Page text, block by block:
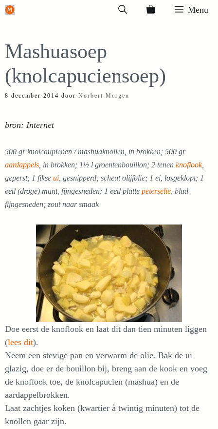
Ga
inhoud
Menu
Mashuasoep
(knolcapuciensoep)
8 december 2014 door Norbert Mergen
bron: Internet
500 gr knolcaupienen / mashuaknollen, in brokken; 500 gr
aardappels, in brokken; 1½ l groentenbouillon; 2 tenen knoflook,
geperst; 1 fikse ui, gesnipperd; scheut olijfolie; 1 ei, losgeklopt; 1
eetl (droge) munt, fijngesneden; 1 eetl platte peterselie, blad
fijngesneden; zout naar smaak
Doe eerst de knoflook en laat dit dan tien minuten liggen
(lees dit).
Neem een stevige pan en verwarm de olie. Bak de ui
glazig, doe er de bouillon bij, breng aan de kook en voeg
de knoflook toe, de knolcapucien (mashua) en de
aardappelbrokken.
Laat zachtjes koken (kwartier à twintig minuten) tot de
knollen gaar zijn.